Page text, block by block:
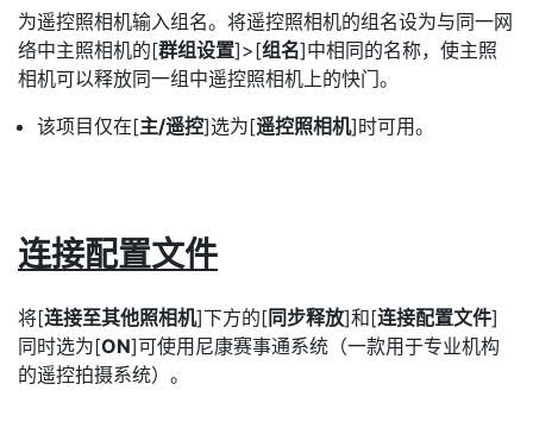
为遥控照相机输入组名。将遥控照相机的组名设为与同一网
络中主照相机的[群组设置]>[组名]中相同的名称，使主照
相机可以释放同一组中遥控照相机上的快门。
该项目仅在[主/遥控]选为[遥控照相机]时可用。
连接配置文件
将[连接至其他照相机]下方的[同步释放]和[连接配置文件]
同时选为[ON]可使用尼康赛事通系统（一款用于专业机构
的遥控拍摄系统）。